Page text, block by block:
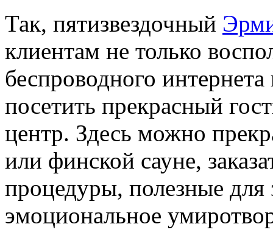
Так, пятизвездочный
клиентам не только
беспроводного
посетить прекрасный
центр. Здесь можно
или финской сауне,
процедуры, полезные
эмоциональное